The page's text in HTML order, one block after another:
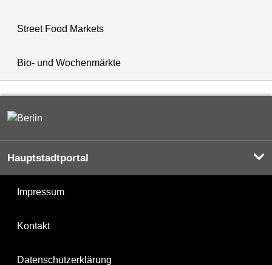
Street Food Markets
Bio- und Wochenmärkte
Hauptstadtportal
Impressum
Kontakt
Datenschutzerklärung